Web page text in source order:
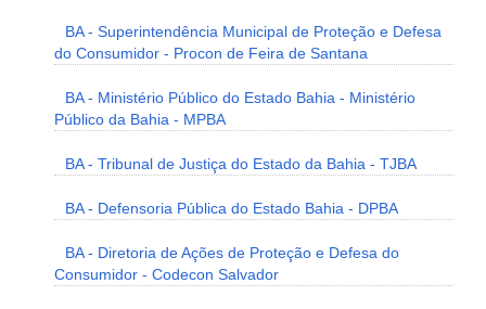
BA - Superintendência Municipal de Proteção e Defesa
do Consumidor - Procon de Feira de Santana
BA - Ministério Público do Estado Bahia - Ministério
Público da Bahia - MPBA
BA - Tribunal de Justiça do Estado da Bahia - TJBA
BA - Defensoria Pública do Estado Bahia - DPBA
BA - Diretoria de Ações de Proteção e Defesa do
Consumidor - Codecon Salvador